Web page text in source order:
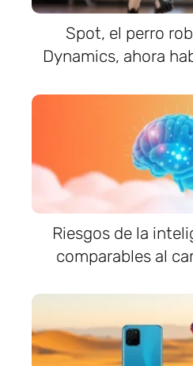
Spot, el perro
Dynamics, ahora
Riesgos de la
comparables al